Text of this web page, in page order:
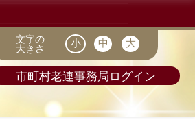
文字の
大きさ
市町村老連事務局ログイン